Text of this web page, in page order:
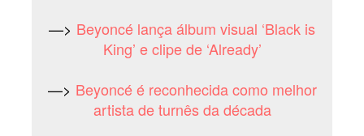
—> Beyoncé lança álbum visual ‘Black is
King’ e clipe de ‘Already’
—> Beyoncé é reconhecida como melhor
artista de turnês da década